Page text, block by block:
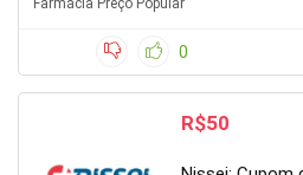
Farmácia Preço Popular
0
R$50